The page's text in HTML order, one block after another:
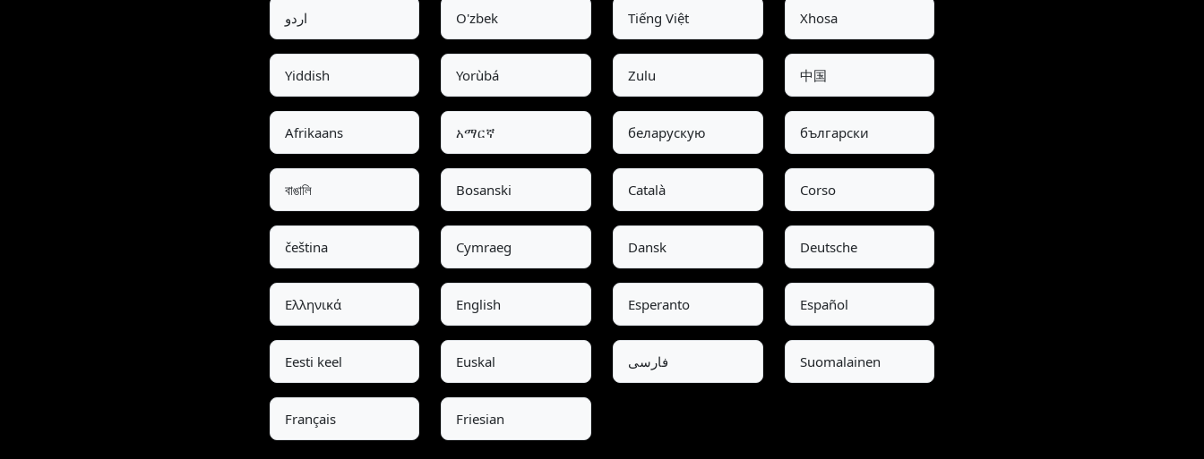
اردو O'zbek Tiếng Việt Xhosa
Yiddish Yorùbá Zulu 中国
Afrikaans አማርኛ беларускую български
বাঙালি Bosanski Català Corso
čeština Cymraeg Dansk Deutsche
Ελληνικά English Esperanto Español
Eesti keel Euskal فارسی Suomalainen
Français Friesian